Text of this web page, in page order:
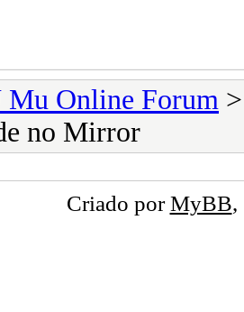
Online Forum
no Mirror
Criado porMyBB,